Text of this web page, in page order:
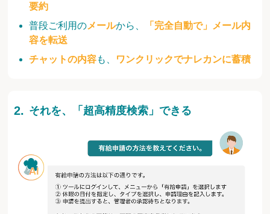
要約
普段ご利用のメールから、
「完全自動で」メール内
容を転送
チャットの内容も、 ワンクリックでナレカンに蓄積
それを、「超高精度検索」できる